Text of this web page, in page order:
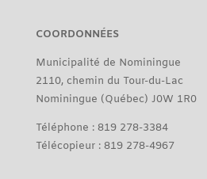
COORDONNÉES
Municipalité de Nominingue
2110, chemin du Tour-du-Lac
Nominingue (Québec) J0W 1R0
Téléphone : 819 278-3384
Télécopieur : 819 278-4967